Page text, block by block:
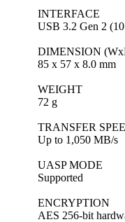
INTERFACE
USB 3.2 Gen 2
DIMENSION
85 x 57 x 8.0 mm
WEIGHT
72 g
TRANSFER
Up to 1,050 MB/s
UASP MODE
Supported
ENCRYPTION
AES 256-bit